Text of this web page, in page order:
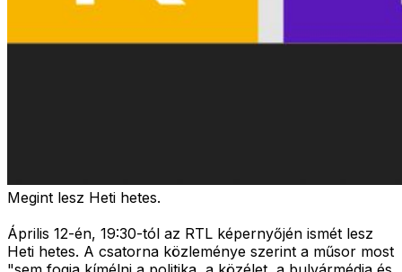
Megint lesz Heti hetes.
Április 12-én, 19:30-tól az RTL képernyőjén ismét lesz
Heti hetes. A csatorna közleménye szerint a műsor most